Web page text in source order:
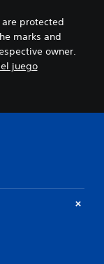
protected
marks and
owner.
juego